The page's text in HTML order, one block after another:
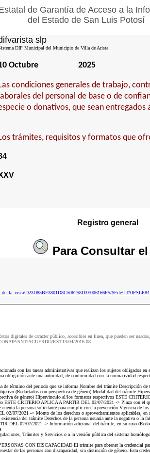
de Garantía de Acceso a la
del Estado de San Luis Potosí
slp
DIF Municipal del Municipio de Villa de Arista
Octubre 2025
condiciones generales de trabajo,
del personal de base o de
o donativos, que sean
trámites, requisitos y formatos que
Registro general
Para Consultarel
D23D85BF3801D8C506258D3E006166F5/$File/
digitales de caracter público, accesibles en linea, que pueden ser
SNT/ACUERDO/EXT13/04/2016-08
con las tareas administrativas que realizan los sujetos obligados
obligación ante una autoridad, de conformidad con la normatividad
de término del periodo que se informa Nombre del trámite Descripción
(Redactados con perspectiva de género) Modalidad del trámite
de género) Hipervínculo al/los formatos respectivos ESTE
ESTE CRITERIO APLICA A PARTIR DEL 02/07/2021 -> Plazo con el
la persona solicitante para cumplir con la prevención Vigencia de
07/2021 -> Monto de los derechos o aprovechamientos aplicables, en
del trámite Derechos de la persona usuaria ante la negativa o la
DEL 02/07/2021 -> Información adicional del trámite, en su caso
Trámites y Servicios o a la versión pública del sistema
CON DISCAPACIDAD El trámite para obtener la credencial
de las personas con discapacidad, sin distinción de género. Esta